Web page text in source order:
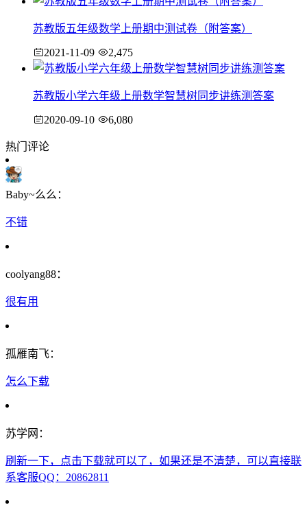
苏教版五年级数学上册期中测试卷（附答案）
2021-11-09 2,475
苏教版小学六年级上册数学智慧树同步讲练测答案
2020-09-10 6,080
热门评论
Baby~么么：
不错
coolyang88：
很有用
孤雁南飞：
怎么下载
苏学网：
刷新一下，点击下载就可以了，如果还是不清楚，可以直接联
系客服QQ：20862811